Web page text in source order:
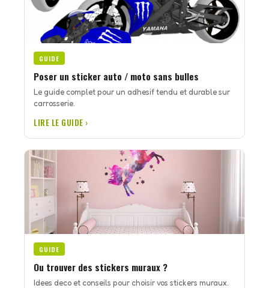
GUIDE
Poser un sticker auto / moto sans bulles
Le guide complet pour un adhesif tendu et durable sur
carrosserie.
LIRE LE GUIDE ›
GUIDE
Ou trouver des stickers muraux ?
Idees deco et conseils pour choisir vos stickers muraux.